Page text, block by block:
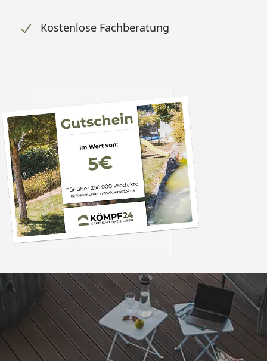
Kostenlose Fachberatung
Trusted Shops
„Schnellere
angekündigt.